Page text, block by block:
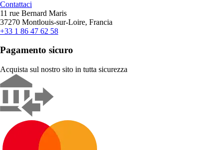
Contattaci
11 rue Bernard Maris
37270 Montlouis-sur-Loire, Francia
+33 1 86 47 62 58
Pagamento sicuro
Acquista sul nostro sito in tutta sicurezza